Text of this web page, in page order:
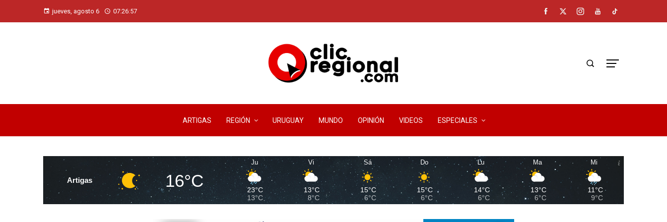
jueves, agosto 6 07:26:58
ARTIGAS REGIÓN URUGUAY MUNDO OPINIÓN VIDEOS ESPECIALES
Artigas 16°C
Ju
23°C
13°C
Vi
13°C
8°C
Sá
15°C
6°C
Do
15°C
6°C
Lu
14°C
6°C
Ma
13°C
6°C
Mi
11°C
9°C